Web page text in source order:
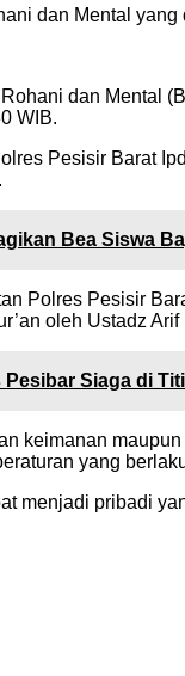
dan Mental
dan Mental
WIB.
Pesisir Barat
Bea Siswa
Polres Pesisir
oleh Ustadz
Siaga di
keimanan
yang
menjadi pribadi